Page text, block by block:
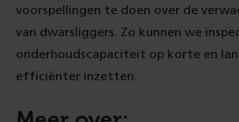
voorspellingen te doen over de
van dwarsliggers. Zo kunnen we
onderhoudscapaciteit op korte en
efficiënter inzetten.